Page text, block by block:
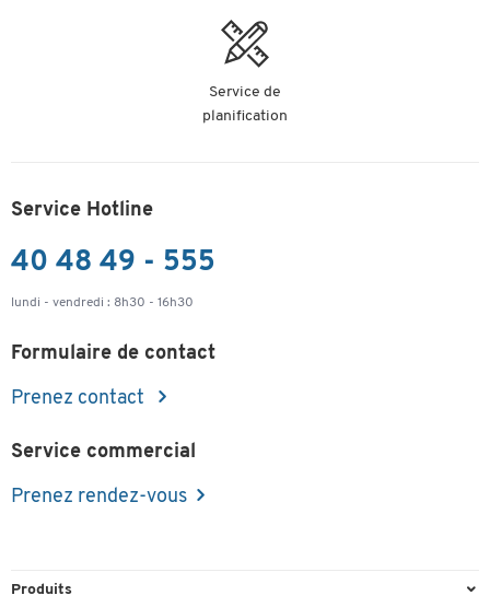
Service de
planification
Service Hotline
40 48 49 - 555
lundi - vendredi : 8h30 - 16h30
Formulaire de contact
Prenez contact
Service commercial
Prenez rendez-vous
Produits